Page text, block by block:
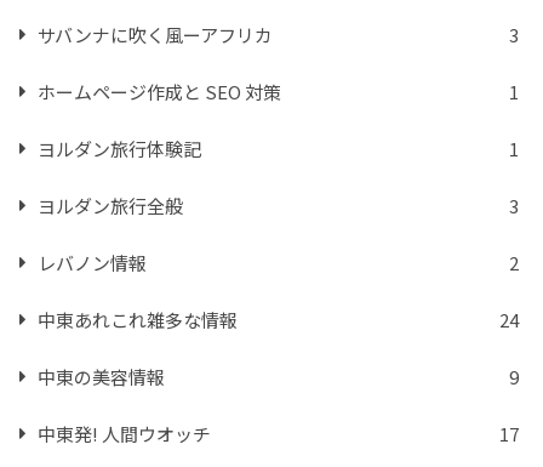
サバンナに吹く風ーアフリカ 3
ホームページ作成と SEO 対策 1
ヨルダン旅行体験記 1
ヨルダン旅行全般 3
レバノン情報 2
中東あれこれ雑多な情報 24
中東の美容情報 9
中東発! 人間ウオッチ 17